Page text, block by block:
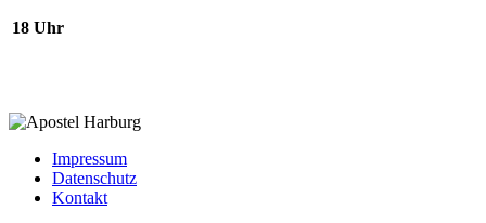
18 Uhr
Impressum
Datenschutz
Kontakt